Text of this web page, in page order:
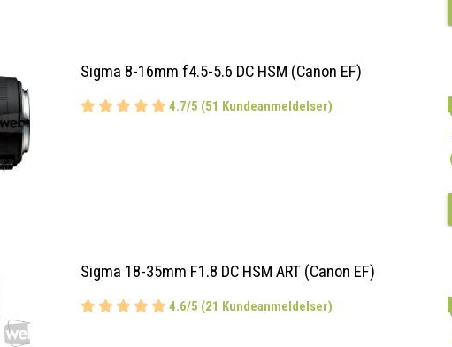
Sigma 8-16mm f4.5-5.6 DC HSM (Canon EF)
4.7/5 (51 Kundeanmeldelser)
Sigma 18-35mm F1.8 DC HSM ART (Canon EF)
4.6/5 (21 Kundeanmeldelser)